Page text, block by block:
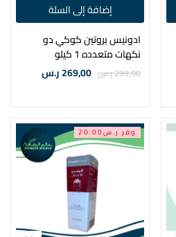
إضافة إلى السلة
ادونيس بروتين كوكي دو
نكهات متعدده 1 كيلو
299,00ر.س 269,00ر.س
وفر ر.س20.00